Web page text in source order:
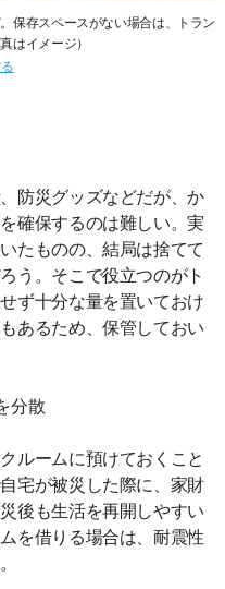
保存スペースがない場合は、トラン
はイメージ）
防災グッズなどだが、か
確保するのは難しい。実
たものの、結局は捨てて
う。そこで役立つのがト
ず十分な量を置いておけ
あるため、保管しておい
分散
ルームに預けておくこと
宅が被災した際に、家財
後も生活を再開しやすい
を借りる場合は、耐震性